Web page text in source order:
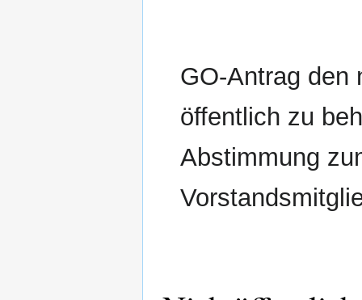
GO-Antrag den
öffentlich zu
Abstimmung